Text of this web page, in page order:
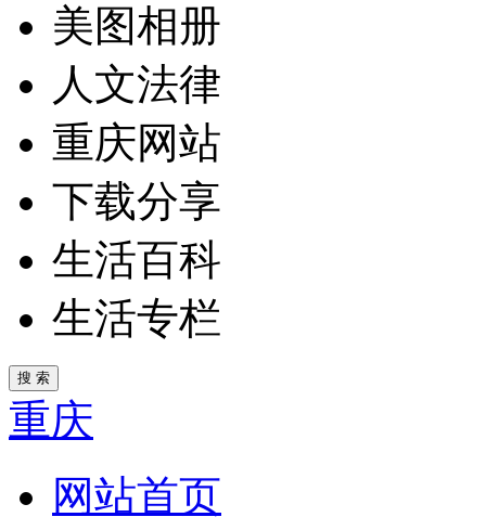
美图相册
人文法律
重庆网站
下载分享
生活百科
生活专栏
重庆
网站首页